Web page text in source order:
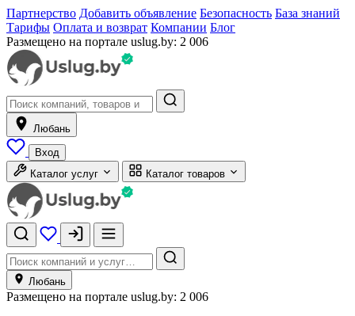
Партнерство Добавить объявление Безопасность База знаний
Тарифы Оплата и возврат Компании Блог
Размещено на портале uslug.by: 2 006
Любань
Вход
Каталог услуг
Каталог товаров
Любань
Размещено на портале uslug.by: 2 006